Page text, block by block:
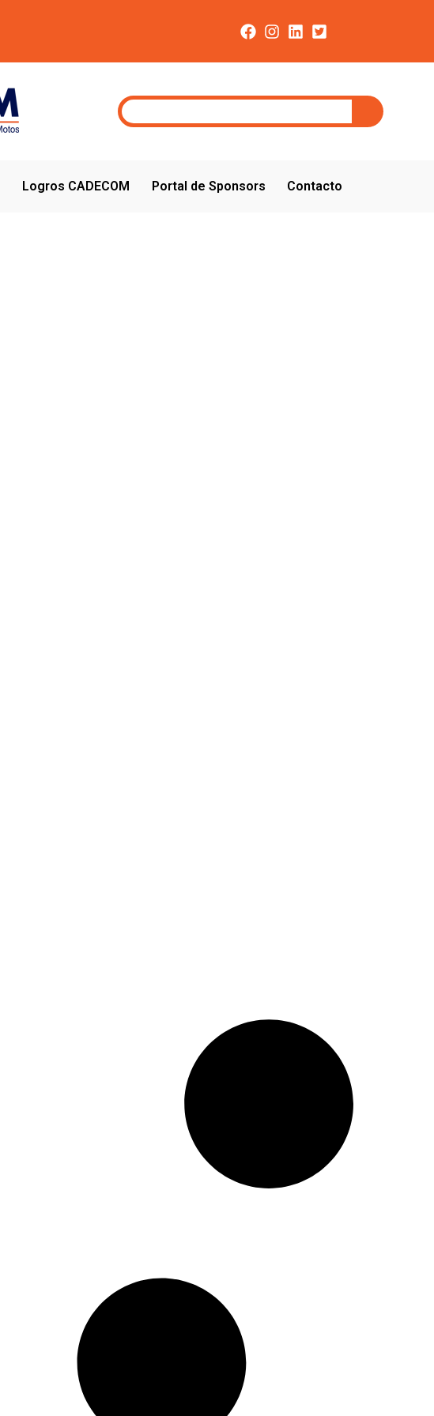
Logros CADECOM Portal de Sponsors Contacto